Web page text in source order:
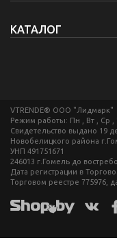
КАТАЛОГ
VTRENDE® ООО "Лидмарк"
Режим работы: Пн , Вт , Ср ,
Свидетельство выдано 19
Новобелицкого района
УНП 491751671
246013 г.Гомель до
Дата регистрации в
Торговом реестре 775976,